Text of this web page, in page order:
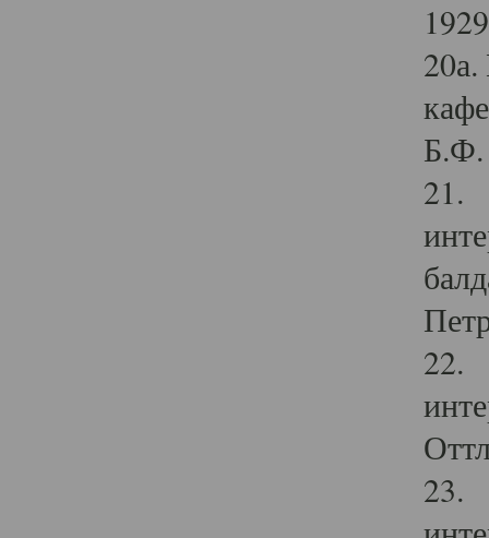
Б.Ф.
21.
22.
23.